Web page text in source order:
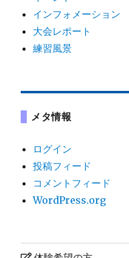
インフォメーション
大会レポート
練習風景
メタ情報
ログイン
投稿フィード
コメントフィード
WordPress.org